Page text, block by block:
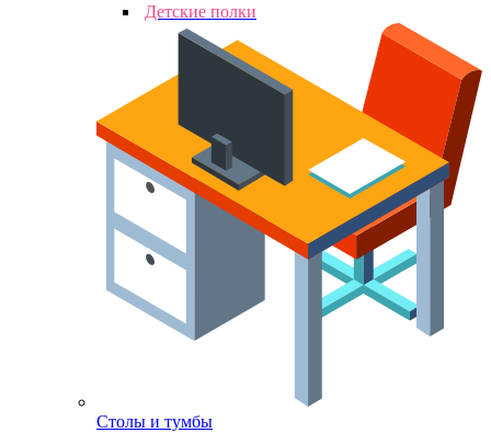
Детские полки
Столы и тумбы